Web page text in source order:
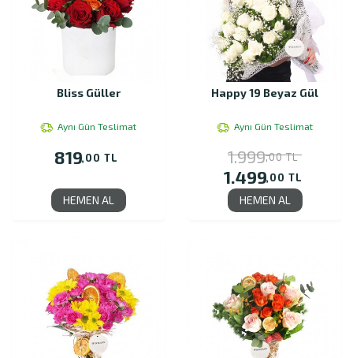
Bliss Güller
Aynı Gün Teslimat
819,00 TL
HEMEN AL
Happy 19 Beyaz Gül
Aynı Gün Teslimat
1.999,00 TL
1.499,00 TL
HEMEN AL